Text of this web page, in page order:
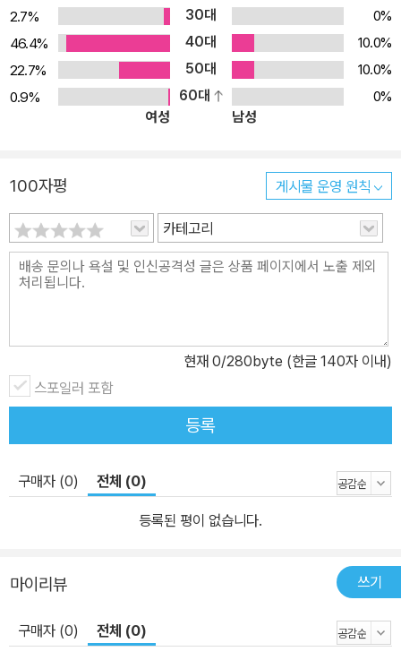
2.7%
30대
0%
46.4%
40대
10.0%
22.7%
50대
10.0%
0.9%
60대
0%
여성
남성
100자평 게시물 운영 원칙
카테고리
현재 0/280byte (한글 140자 이내)
스포일러 포함
등록
구매자 (0) 전체 (0)
등록된 평이 없습니다.
마이리뷰 쓰기
구매자 (0) 전체 (0)